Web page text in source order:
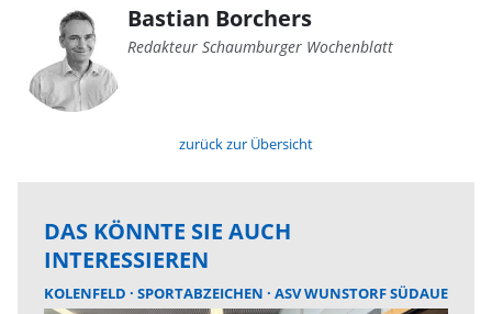
Bastian Borchers
Redakteur Schaumburger Wochenblatt
zurück zur Übersicht
DAS KÖNNTE SIE AUCH
INTERESSIEREN
KOLENFELD SPORTABZEICHEN ASV WUNSTORF SÜDAUE